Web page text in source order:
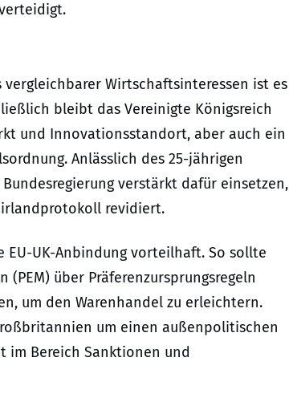
Wirtschaftsinteressen ist es
bleibt das Vereinigte Königsreich
und Innovationsstandort, aber auch ein
Anlässlich des 25-jährigen
verstärkt dafür einsetzen,
revidiert.
UK-Anbindung vorteilhaft. So sollte
über Präferenzursprungsregeln
um den Warenhandel zu erleichtern.
um einen außenpolitischen
im Bereich Sanktionen und